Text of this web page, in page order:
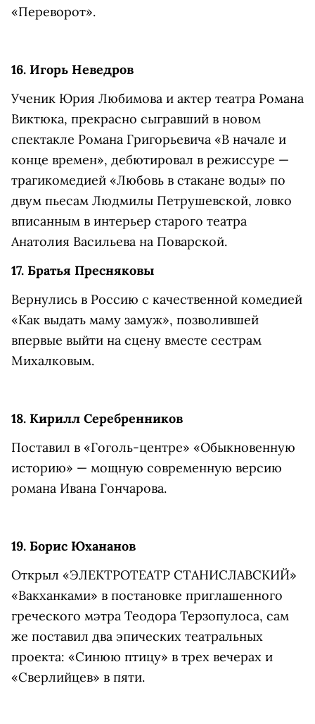
«Переворот».
16. Игорь Неведров
Ученик Юрия Любимова и актер театра Романа
Виктюка, прекрасно сыгравший в новом
спектакле Романа Григорьевича «В начале и
конце времен», дебютировал в режиссуре —
трагикомедией «Любовь в стакане воды» по
двум пьесам Людмилы Петрушевской, ловко
вписанным в интерьер старого театра
Анатолия Васильева на Поварской.
17. Братья Пресняковы
Вернулись в Россию с качественной комедией
«Как выдать маму замуж», позволившей
впервые выйти на сцену вместе сестрам
Михалковым.
18. Кирилл Серебренников
Поставил в «Гоголь-центре» «Обыкновенную
историю» — мощную современную версию
романа Ивана Гончарова.
19. Борис Юхананов
Открыл «ЭЛЕКТРОТЕАТР СТАНИСЛАВСКИЙ»
«Вакханками» в постановке приглашенного
греческого мэтра Теодора Терзопулоса, сам
же поставил два эпических театральных
проекта: «Синюю птицу» в трех вечерах и
«Сверлийцев» в пяти.